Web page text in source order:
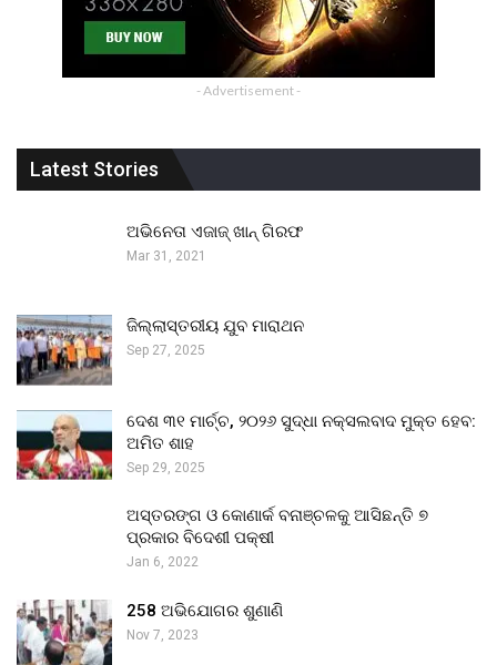
- Advertisement -
Latest Stories
ଅଭିନେତା ଏଜାଜ୍ ଖାନ୍ ଗିରଫ
Mar 31, 2021
ଜିଲ୍ଲାସ୍ତରୀୟ ଯୁବ ମାରାଥନ
Sep 27, 2025
ଦେଶ ୩୧ ମାର୍ଚ୍ଚ, ୨୦୨୬ ସୁଦ୍ଧା ନକ୍ସଲବାଦ ମୁକ୍ତ ହେବ:
ଅମିତ ଶାହ
Sep 29, 2025
ଅସ୍ତରଙ୍ଗ ଓ କୋଣାର୍କ ବନାଞ୍ଚଳକୁ ଆସିଛନ୍ତି ୭
ପ୍ରକାର ବିଦେଶୀ ପକ୍ଷୀ
Jan 6, 2022
258 ଅଭିଯୋଗର ଶୁଣାଣି
Nov 7, 2023